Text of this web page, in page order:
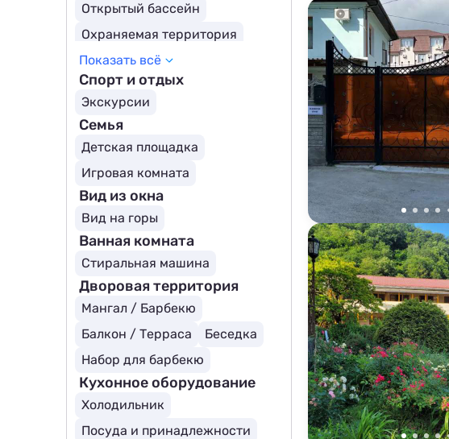
Открытый бассейн
Охраняемая территория
Бассейн
Показать всё
Спорт и отдых
Экскурсии
Семья
Детская площадка
Игровая комната
Вид из окна
Вид на горы
Ванная комната
Стиральная машина
Дворовая территория
Мангал / Барбекю
Балкон / Терраса
Беседка
Набор для барбекю
Кухонное оборудование
Холодильник
Посуда и принадлежности